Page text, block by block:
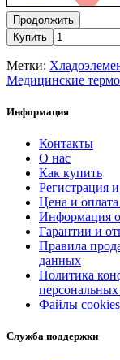
Продолжить
Купить
Метки:
Медицинские
Информация
Контакты
О нас
Как купить
Регистрация и
Цена и оплата
Информация о
Гарантии и
Правила
данных
Политика
Файлы cookies
Служба поддержки